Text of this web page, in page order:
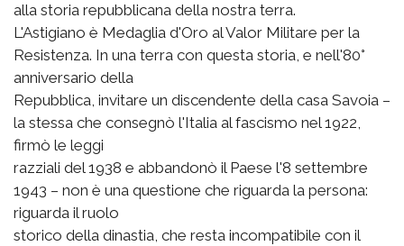
alla storia repubblicana della nostra terra.
L'Astigiano è Medaglia d'Oro al Valor Militare per la
Resistenza. In una terra con questa storia, e nell'80°
anniversario della
Repubblica, invitare un discendente della casa Savoia –
la stessa che consegnò l'Italia al fascismo nel 1922,
firmò le leggi
razziali del 1938 e abbandonò il Paese l'8 settembre
1943 – non è una questione che riguarda la persona:
riguarda il ruolo
storico della dinastia, che resta incompatibile con il